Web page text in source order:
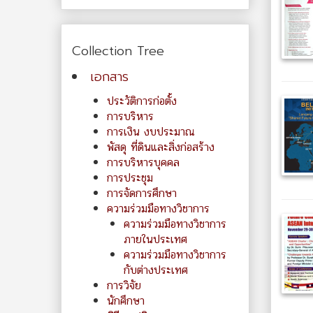
Collection Tree
เอกสาร
ประวัติการก่อตั้ง
การบริหาร
การเงิน งบประมาณ
พัสดุ ที่ดินและสิ่งก่อสร้าง
การบริหารบุคคล
การประชุม
การจัดการศึกษา
ความร่วมมือทางวิชาการ
ความร่วมมือทางวิชาการ
ภายในประเทศ
ความร่วมมือทางวิชาการ
กับต่างประเทศ
การวิจัย
นักศึกษา